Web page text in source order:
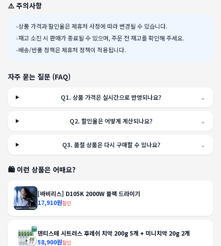
⚠️ 주의사항
•상품 가격과 할인율은 제휴처 사정에 따라 변경될 수 있습니다.
•재고 소진 시 판매가 종료될 수 있으며, 주문 전 재고를 확인해 주세요.
•배송/반품 정책은 제휴처 정책이 적용됩니다.
자주 묻는 질문 (FAQ)
Q1.상품 가격은 실시간으로 반영되나요? ⌄
Q2.할인율은 어떻게 계산되나요? ⌄
Q3. 품절 상품은 다시 구매할 수 있나요? ⌄
🛍️ 이런 상품은 어때요?
[바비리스] D105K 2000W 블랙 드라이기
17,910원할인
덴티스테 시트러스 후레쉬 치약 200g 5개 + 미니치약 20g 2개
58,900원할인